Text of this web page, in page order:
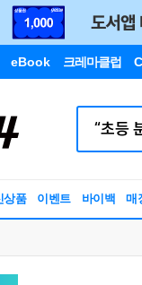
eBook 크레마클럽
상품 이벤트 바이백 매